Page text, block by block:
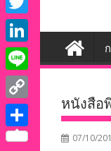
หนังสือ
07/10/
a
c
e
b
o
o
T
w
i
t
e
L
i
n
k
e
L
i
n
C
o
S